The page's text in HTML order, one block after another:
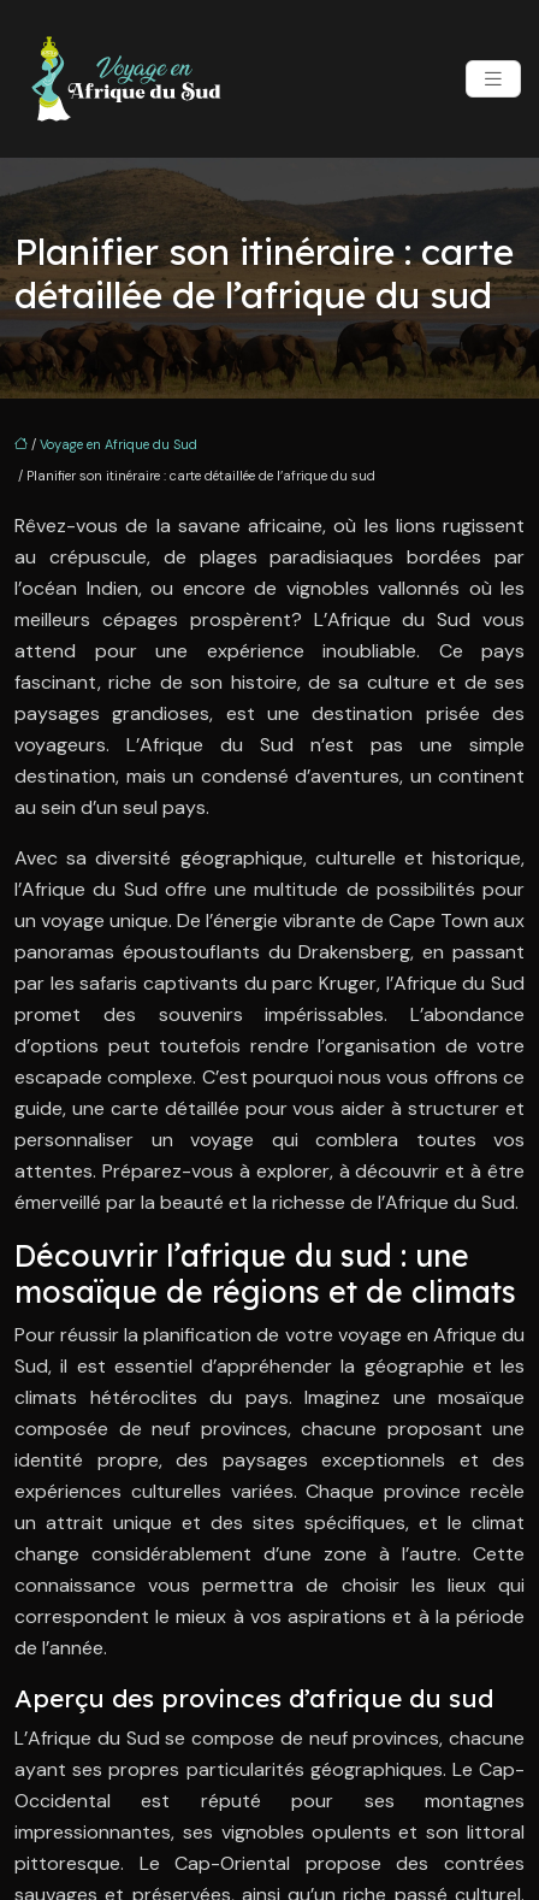
Planifier son itinéraire : carte
détaillée de l’afrique du sud
/ Voyage en Afrique du Sud
/ Planifier son itinéraire : carte détaillée de l’afrique du sud
Rêvez-vous de la savane africaine, où les lions rugissent
au crépuscule, de plages paradisiaques bordées par
l’océan Indien, ou encore de vignobles vallonnés où les
meilleurs cépages prospèrent? L’Afrique du Sud vous
attend pour une expérience inoubliable. Ce pays
fascinant, riche de son histoire, de sa culture et de ses
paysages grandioses, est une destination prisée des
voyageurs. L’Afrique du Sud n’est pas une simple
destination, mais un condensé d’aventures, un continent
au sein d’un seul pays.
Avec sa diversité géographique, culturelle et historique,
l’Afrique du Sud offre une multitude de possibilités pour
un voyage unique. De l’énergie vibrante de Cape Town aux
panoramas époustouflants du Drakensberg, en passant
par les safaris captivants du parc Kruger, l’Afrique du Sud
promet des souvenirs impérissables. L’abondance
d’options peut toutefois rendre l’organisation de votre
escapade complexe. C’est pourquoi nous vous offrons ce
guide, une carte détaillée pour vous aider à structurer et
personnaliser un voyage qui comblera toutes vos
attentes. Préparez-vous à explorer, à découvrir et à être
émerveillé par la beauté et la richesse de l’Afrique du Sud.
Découvrir l’afrique du sud : une
mosaïque de régions et de climats
Pour réussir la planification de votre voyage en Afrique du
Sud, il est essentiel d’appréhender la géographie et les
climats hétéroclites du pays. Imaginez une mosaïque
composée de neuf provinces, chacune proposant une
identité propre, des paysages exceptionnels et des
expériences culturelles variées. Chaque province recèle
un attrait unique et des sites spécifiques, et le climat
change considérablement d’une zone à l’autre. Cette
connaissance vous permettra de choisir les lieux qui
correspondent le mieux à vos aspirations et à la période
de l’année.
Aperçu des provinces d’afrique du sud
L’Afrique du Sud se compose de neuf provinces, chacune
ayant ses propres particularités géographiques. Le Cap-
Occidental est réputé pour ses montagnes
impressionnantes, ses vignobles opulents et son littoral
pittoresque. Le Cap-Oriental propose des contrées
sauvages et préservées, ainsi qu’un riche passé culturel.